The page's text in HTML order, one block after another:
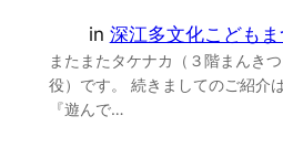
in 深江多文化こどもま
またまたタケナカ（３階まんき
役）です。 続きましてのご紹介
『遊んで…